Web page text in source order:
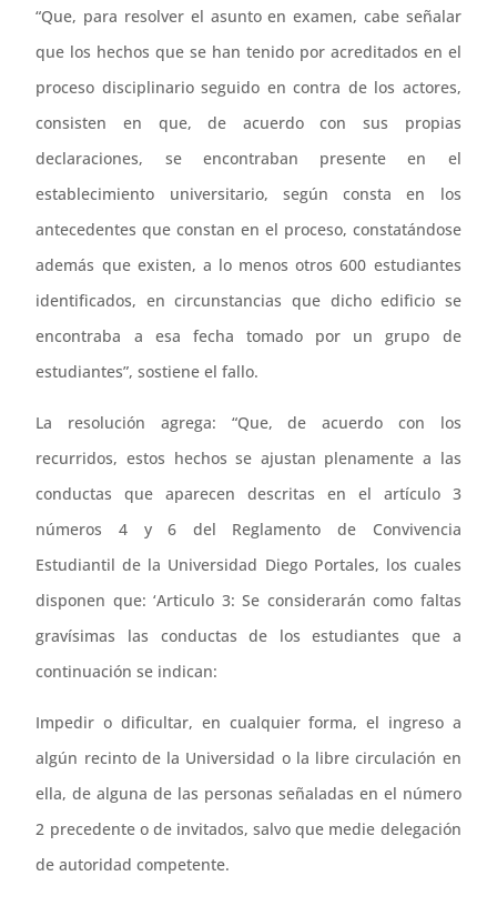
“Que, para resolver el asunto en examen, cabe señalar
que los hechos que se han tenido por acreditados en el
proceso disciplinario seguido en contra de los actores,
consisten en que, de acuerdo con sus propias
declaraciones, se encontraban presente en el
establecimiento universitario, según consta en los
antecedentes que constan en el proceso, constatándose
además que existen, a lo menos otros 600 estudiantes
identificados, en circunstancias que dicho edificio se
encontraba a esa fecha tomado por un grupo de
estudiantes”, sostiene el fallo.
La resolución agrega: “Que, de acuerdo con los
recurridos, estos hechos se ajustan plenamente a las
conductas que aparecen descritas en el artículo 3
números 4 y 6 del Reglamento de Convivencia
Estudiantil de la Universidad Diego Portales, los cuales
disponen que: ‘Articulo 3: Se considerarán como faltas
gravísimas las conductas de los estudiantes que a
continuación se indican:
Impedir o dificultar, en cualquier forma, el ingreso a
algún recinto de la Universidad o la libre circulación en
ella, de alguna de las personas señaladas en el número
2 precedente o de invitados, salvo que medie delegación
de autoridad competente.